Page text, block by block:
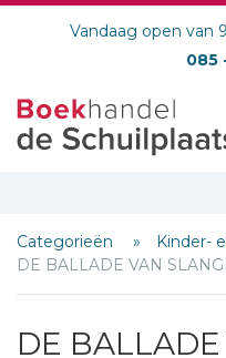
Vandaag open van
085
Categorieën
Kinder-
DE BALLADE VAN
DE